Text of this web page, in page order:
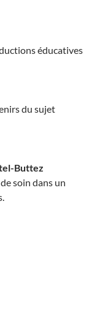
éducatives
du sujet
Buttez
soin dans un